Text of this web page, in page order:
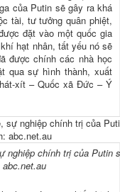
của Putin sẽ gây ra khá
tài, tư tưởng quân phiệt,
đặt vào một quốc gia
hạt nhân, tất yếu nó sẽ
được chính các nhà học
qua sự hình thành, xuất
xít – Quốc xã Đức – Ý
nghiệp chính trị của Putin